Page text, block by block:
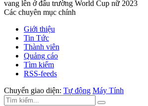
Các chuyên mục chính
Giới thiệu
Tin Tức
Thành viên
Quảng cáo
Tìm kiếm
RSS-feeds
Chuyển giao diện: Tự động Máy Tính